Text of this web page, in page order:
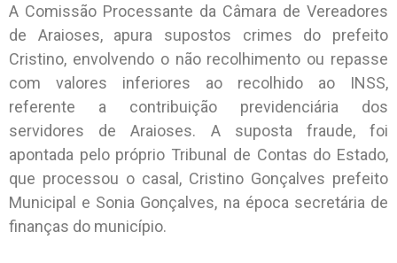
A Comissão Processante da Câmara de Vereadores
de Araioses, apura supostos crimes do prefeito
Cristino, envolvendo o não recolhimento ou repasse
com valores inferiores ao recolhido ao INSS,
referente a contribuição previdenciária dos
servidores de Araioses. A suposta fraude, foi
apontada pelo próprio Tribunal de Contas do Estado,
que processou o casal, Cristino Gonçalves prefeito
Municipal e Sonia Gonçalves, na época secretária de
finanças do município.